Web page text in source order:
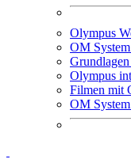
Olympus
OM
Olympus
Filmen mit
OM